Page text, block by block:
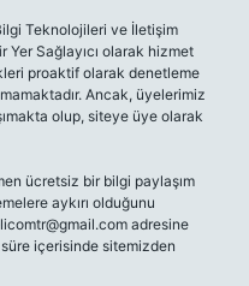
Teknolojileri ve İletişim
Yer Sağlayıcı olarak hizmet
proaktif olarak denetleme
Ancak, üyelerimiz
olup, siteye üye olarak
ücretsiz bir bilgi paylaşım
aykırı olduğunu
adresine
içerisinde sitemizden